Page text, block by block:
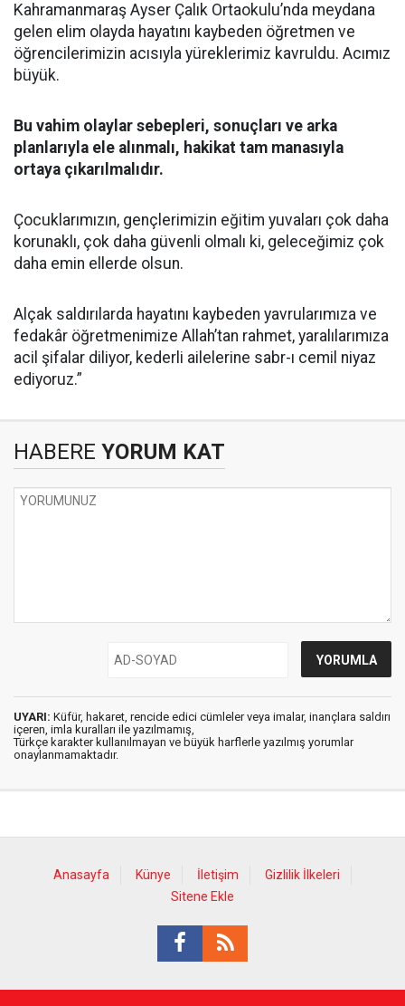
Kahramanmaraş Ayser Çalık Ortaokulu’nda meydana
gelen elim olayda hayatını kaybeden öğretmen ve
öğrencilerimizin acısıyla yüreklerimiz kavruldu. Acımız
büyük.
Bu vahim olaylar sebepleri, sonuçları ve arka
planlarıyla ele alınmalı, hakikat tam manasıyla
ortaya çıkarılmalıdır.
Çocuklarımızın, gençlerimizin eğitim yuvaları çok daha
korunaklı, çok daha güvenli olmalı ki, geleceğimiz çok
daha emin ellerde olsun.
Alçak saldırılarda hayatını kaybeden yavrularımıza ve
fedakâr öğretmenimize Allah’tan rahmet, yaralılarımıza
acil şifalar diliyor, kederli ailelerine sabr-ı cemil niyaz
ediyoruz.”
HABERE YORUM KAT
UYARI: Küfür, hakaret, rencide edici cümleler veya imalar, inançlara saldırı
içeren, imla kuralları ile yazılmamış,
Türkçe karakter kullanılmayan ve büyük harflerle yazılmış yorumlar
onaylanmamaktadır.
Anasayfa Künye İletişim
Gizlilik İlkeleri
Sitene Ekle